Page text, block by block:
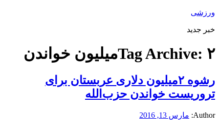
ورزشی
خبر جدید
Tag Archive: ۲میلیون خواندن
رشوه ۲میلیون دلاری عربستان برای
تروریست خواندن حزب‌الله
Author: مارس 13, 2016